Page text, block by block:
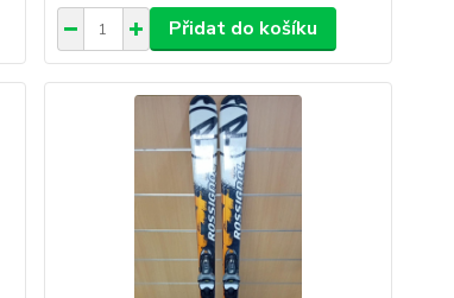
Přidat do košíku